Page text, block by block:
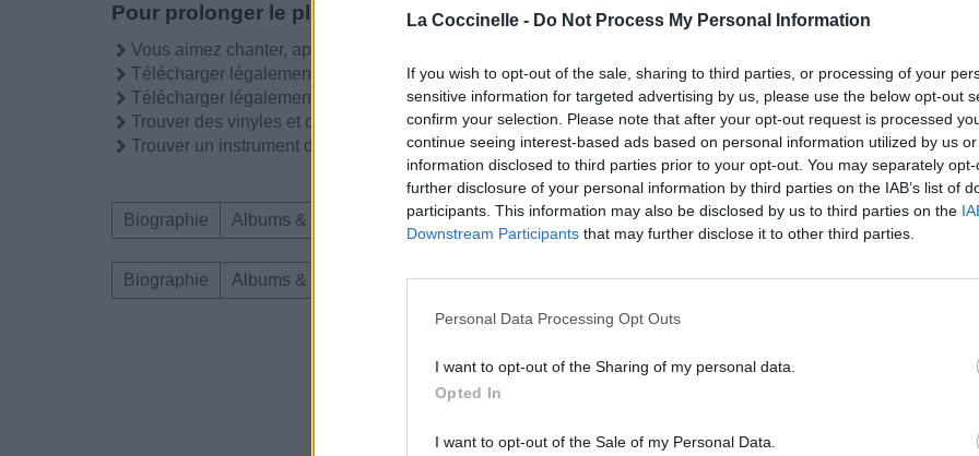
La Coccinelle - Do Not Process My Personal Information
If you wish to opt-out of the sale, sharing to third parties, or processing of your
sensitive information for targeted advertising by us, please use the below opt-out
confirm your selection. Please note that after your opt-out request is processed
continue seeing interest-based ads based on personal information utilized by us
information disclosed to third parties prior to your opt-out. You may separately
further disclosure of your personal information by third parties on the IAB’s list of
participants. This information may also be disclosed by us to third parties on the
Downstream Participants that may further disclose it to other third parties.
Personal Data Processing Opt Outs
I want to opt-out of the Sharing of my personal data.
Opted In
I want to opt-out of the Sale of my Personal Data.
Pour prolonger le plaisir musical :
Vous aimez chanter, apprenez la guitare chez
Télécharger légalement les MP3 sur
Télécharger légalement les MP3 ou trouver le CD sur
Trouver des vinyles et des CD sur
Trouver un instrument de musique ou une partition au meilleur prix sur
Biographie Albums & Chansons Téléchargements Photos Corrections & commentaires
Biographie Albums & Chansons Téléchargements Photos Corrections & commentaires